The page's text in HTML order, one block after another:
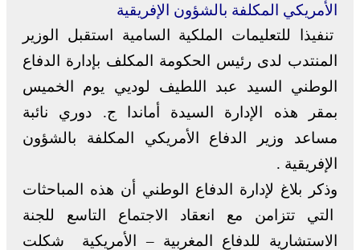
الأمريكي المكلفة بالشؤون الإفريقية
تنفيذا للتعليمات الملكية السامية استقبل الوزير
المنتدب لدى رئيس الحكومة المكلف بإدارة الدفاع
الوطني السيد عبد اللطيف لوديي يوم الخميس
بمقر هذه الإدارة السيدة أماندا ج. دوري نائبة
مساعد وزير الدفاع الأمريكي المكلفة بالشؤون
الإفريقية .
وذكر بلاغ لإدارة الدفاع الوطني أن هذه المباحثات
التي تتزامن مع انعقاد الاجتماع التاسع للجنة
الاستشارية للدفاع المغربية – الأمريكية شكلت